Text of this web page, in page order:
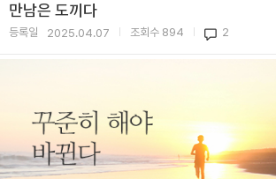
만남은 도끼다
등록일 2025.04.07 조회수 894 2